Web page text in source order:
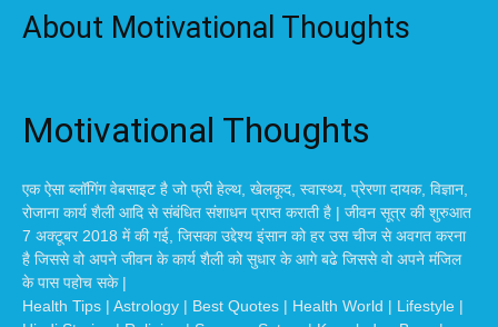
About Motivational Thoughts
Motivational Thoughts
एक ऐसा ब्लॉगिंग वेबसाइट है जो फ्री हेल्थ, खेलकूद, स्वास्थ्य, प्रेरणा दायक, विज्ञान,
रोजाना कार्य शैली आदि से संबंधित संशाधन प्राप्त कराती है | जीवन सूत्र की शुरुआत
7 अक्टूबर 2018 में की गई, जिसका उद्देश्य इंसान को हर उस चीज से अवगत करना
है जिससे वो अपने जीवन के कार्य शैली को सुधार के आगे बढे जिससे वो अपने मंजिल
के पास पहोच सके |
Health Tips | Astrology | Best Quotes | Health World | Lifestyle |